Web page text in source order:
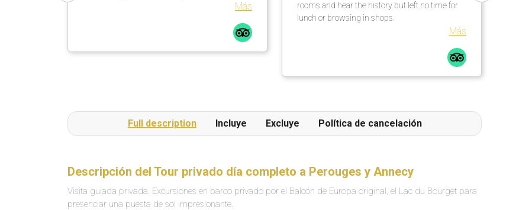
Más
rooms and hear the history but left no time for
lunch or browsing in shops.
Más
Full description Incluye Excluye Política de cancelación
Descripción del Tour privado día completo a Perouges y Annecy
Visita guiada privada. Excursiones en barco privado por el Balcón de Europa original, el Lac du Bourget para
presenciar una puesta de sol impresionante.